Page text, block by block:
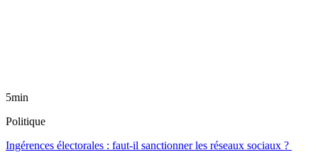
5min
Politique
Ingérences électorales : faut-il sanctionner les réseaux sociaux ?